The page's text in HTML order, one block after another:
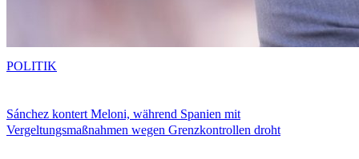
Sánchez kontert Meloni, während Spanien mit
Vergeltungsmaßnahmen wegen Grenzkontrollen droht
POLITIK